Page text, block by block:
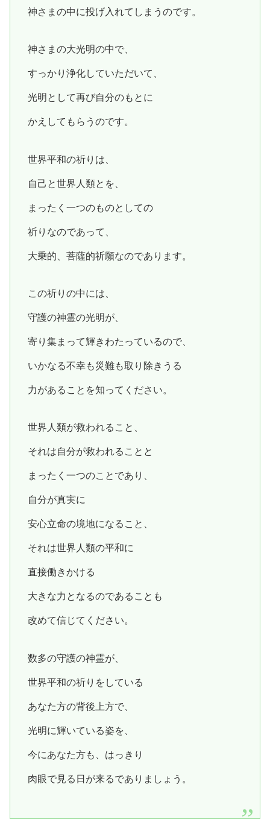
神さまの中に投げ入れてしまうのです。
神さまの大光明の中で、
すっかり浄化していただいて、
光明として再び自分のもとに
かえしてもらうのです。
世界平和の祈りは、
自己と世界人類とを、
まったく一つのものとしての
祈りなのであって、
大乗的、菩薩的祈願なのであります。
この祈りの中には、
守護の神霊の光明が、
寄り集まって輝きわたっているので、
いかなる不幸も災難も取り除きうる
力があることを知ってください。
世界人類が救われること、
それは自分が救われることと
まったく一つのことであり、
自分が真実に
安心立命の境地になること、
それは世界人類の平和に
直接働きかける
大きな力となるのであることも
改めて信じてください。
数多の守護の神霊が、
世界平和の祈りをしている
あなた方の背後上方で、
光明に輝いている姿を、
今にあなた方も、はっきり
肉眼で見る日が来るでありましょう。